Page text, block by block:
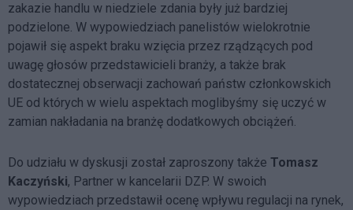
zakazie handlu w niedziele zdania były już bardziej
podzielone. W wypowiedziach panelistów wielokrotnie
pojawił się aspekt braku wzięcia przez rządzących pod
uwagę głosów przedstawicieli branży, a także brak
dostatecznej obserwacji zachowań państw członkowskich
UE od których w wielu aspektach moglibyśmy się uczyć w
zamian nakładania na branżę dodatkowych obciążeń.
Do udziału w dyskusji został zaproszony także Tomasz
Kaczyński, Partner w kancelarii DZP. W swoich
wypowiedziach przedstawił ocenę wpływu regulacji na rynek,